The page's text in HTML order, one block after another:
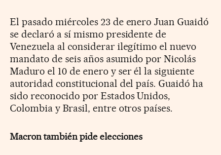
El pasado miércoles 23 de enero Juan Guaidó
se declaró a sí mismo presidente de
Venezuela al considerar ilegítimo el nuevo
mandato de seis años asumido por Nicolás
Maduro el 10 de enero y ser él la siguiente
autoridad constitucional del país. Guaidó ha
sido reconocido por Estados Unidos,
Colombia y Brasil, entre otros países.
Macron también pide elecciones